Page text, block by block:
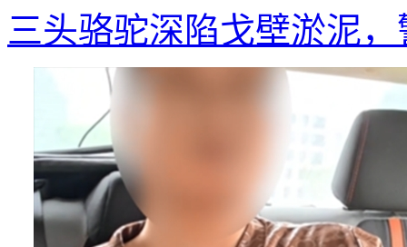
三头骆驼深陷戈壁淤泥